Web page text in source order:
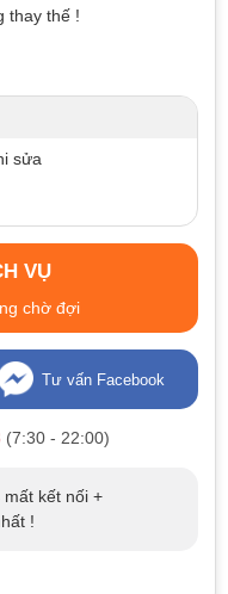
thay thế !
sửa
VỤ
chờ đợi
Tư vấn Facebook
(7:30 - 22:00)
kết nối +
!